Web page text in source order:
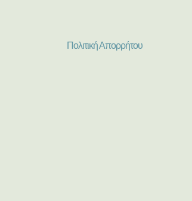
Πολιτική Απορρήτου